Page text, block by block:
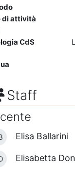
di attività
CdS
Staff
Elisa Ballarini
Elisabetta